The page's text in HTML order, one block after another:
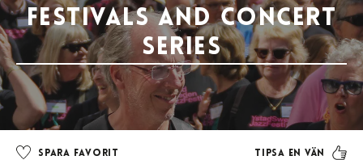
Festivals and concert
series
Spara favorit Tipsa en vän